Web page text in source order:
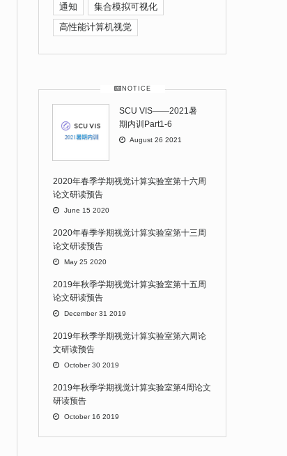
通知
集合模拟可视化
高性能计算机视觉
NOTICE
SCU VIS——2021暑
期内训Part1-6
August 26 2021
2020年春季学期视觉计算实验室第十六周
论文研读预告
June 15 2020
2020年春季学期视觉计算实验室第十三周
论文研读预告
May 25 2020
2019年秋季学期视觉计算实验室第十五周
论文研读预告
December 31 2019
2019年秋季学期视觉计算实验室第六周论
文研读预告
October 30 2019
2019年秋季学期视觉计算实验室第4周论文
研读预告
October 16 2019